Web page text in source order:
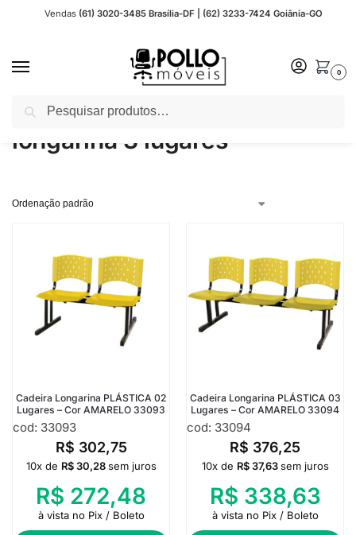
Vendas (61) 3020-3485 Brasília-DF | (62) 3233-7424 Goiânia-GO
0
Início Produtos marcados com a tag “longarina 3 lugares”
longarina 3 lugares
Cadeira Longarina PLÁSTICA 02
Lugares – Cor AMARELO 33093
cod: 33093
R$ 302,75
10x de R$30,28 sem juros
R$ 272,48
à vista no Pix / Boleto
Cadeira Longarina PLÁSTICA 03
Lugares – Cor AMARELO 33094
cod: 33094
R$ 376,25
10x de R$37,63 sem juros
R$ 338,63
à vista no Pix / Boleto